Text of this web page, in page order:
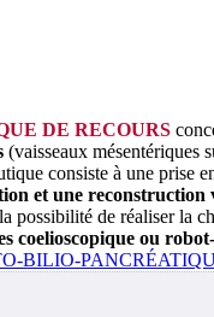
DE RECOURS
(vaisseaux
consiste à une prise
et une reconstruction
possibilité de réaliser la
coelioscopique ou robot-
BILIO-